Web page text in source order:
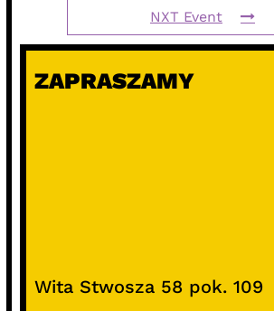
NXT Event
ZAPRASZAMY
Wita Stwosza 58 pok. 109